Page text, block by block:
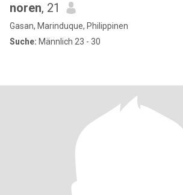
noren, 21
Gasan, Marinduque, Philippinen
Suche: Männlich 23 - 30